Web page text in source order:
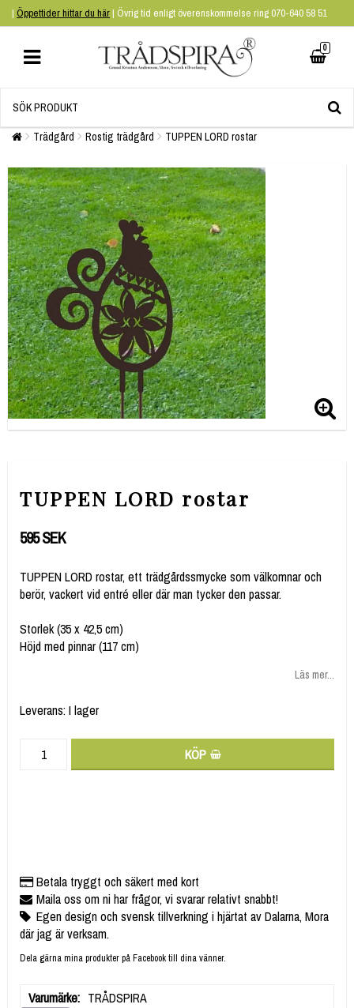
| Öppettider hittar du här| Övrig tid enligt överenskommelse ring 070-640 58 51
0
Trädgård Rostig trädgård TUPPEN LORD rostar
TUPPEN LORD rostar
595 SEK
TUPPEN LORD rostar, ett trädgårdssmycke som välkomnar och
Storlek (35 x 42,5 cm)
Höjd med pinnar (117 cm)
Läs mer...
Leverans:I lager
KÖP
Betala tryggt och säkert med kort
Maila oss om ni har frågor, vi svarar relativt snabbt!
Egen design och svensk tillverkning i hjärtat av Dalarna, Mora
där jag är verksam.
Dela gärna mina produkter på Facebook till dina vänner.
Varumärke TRÅDSPIRA